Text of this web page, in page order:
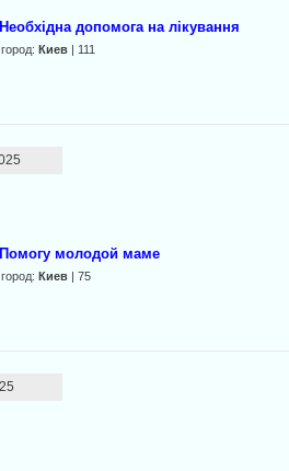
Необхідна допомога на лікування
город: Киев| 111
Помогу молодой маме
город: Киев| 75